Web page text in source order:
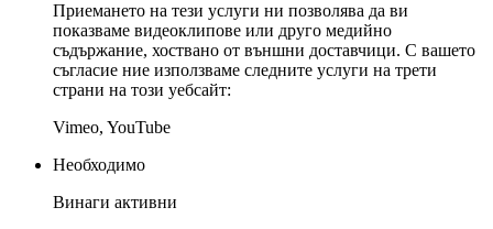
Приемането на тези услуги ни позволява да ви
показваме видеоклипове или друго медийно
съдържание, хоствано от външни доставчици. С вашето
съгласие ние използваме следните услуги на трети
страни на този уебсайт:
Vimeo, YouTube
Необходимо
Винаги активни